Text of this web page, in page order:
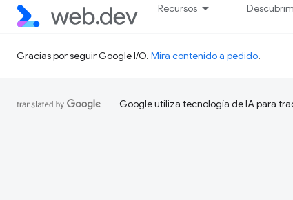
Recursos
Gracias por seguir Google I/O. Mira contenido a pedido.
Google utiliza tecnología de IA para